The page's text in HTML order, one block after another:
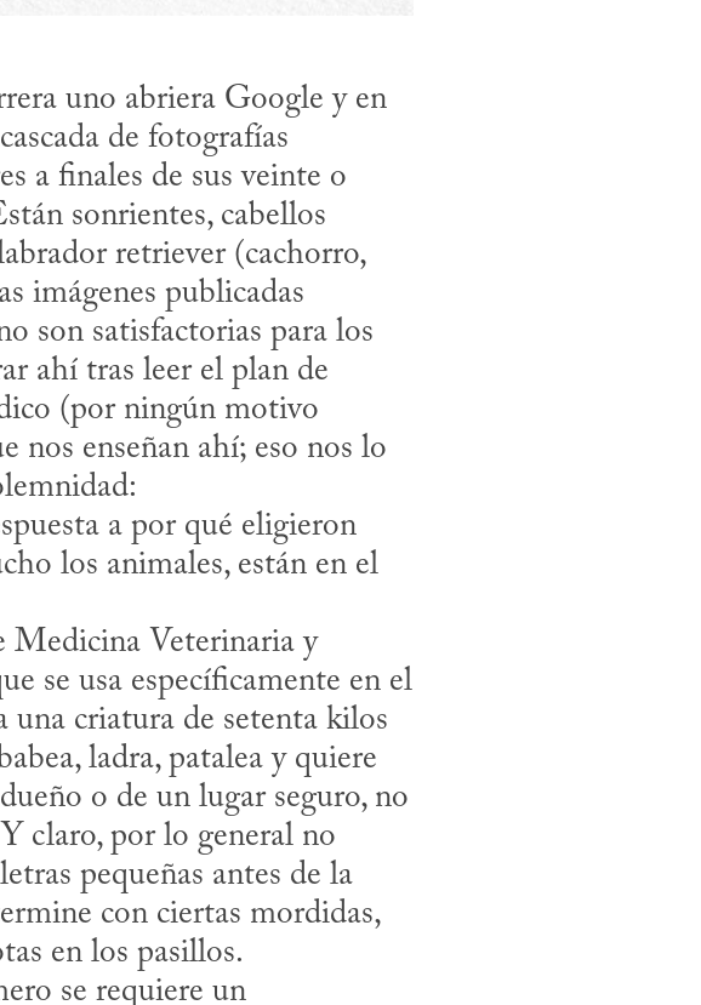
uno abriera Google y en
de fotografías
a finales de sus veinte o
sonrientes, cabellos
retriever (cachorro,
imágenes publicadas
son satisfactorias para los
ahí tras leer el plan de
(por ningún motivo
nos enseñan ahí; eso nos lo
los animales, están en el
se usa específicamente en el
una criatura de setenta kilos
ladra, patalea y quiere
o de un lugar seguro, no
claro, por lo general no
pequeñas antes de la
con ciertas mordidas,
en los pasillos.